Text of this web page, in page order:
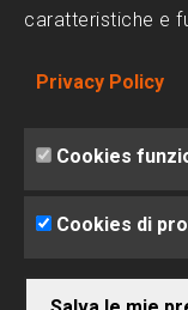
Instagram
caratteristiche e
Privacy Policy
Cookies
Cookies di